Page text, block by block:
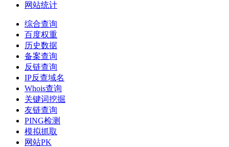
网站统计
综合查询
百度权重
历史数据
备案查询
反链查询
IP反查域名
Whois查询
关键词挖掘
友链查询
PING检测
模拟抓取
网站PK